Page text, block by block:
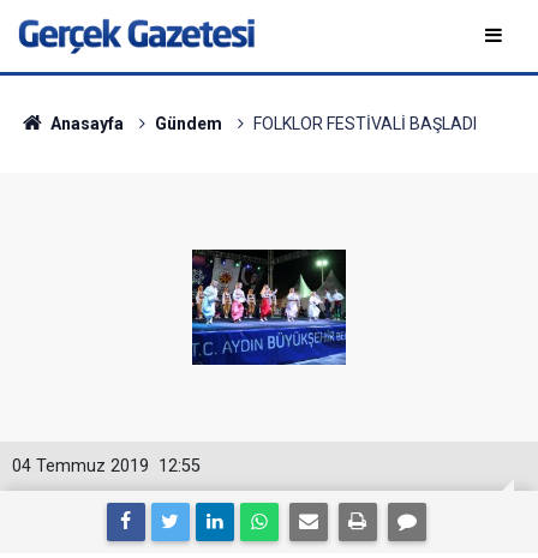
Anasayfa Gündem FOLKLOR FESTİVALİ BAŞLADI
12:55
04 Temmuz 2019